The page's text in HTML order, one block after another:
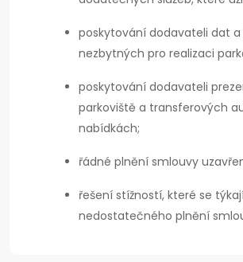
poskytování dodavateli dat
nezbytných pro realizaci
poskytování dodavateli
parkoviště a transferových
nabídkách;
řádné plnění smlouvy
řešení stížností, které se
nedostatečného plnění